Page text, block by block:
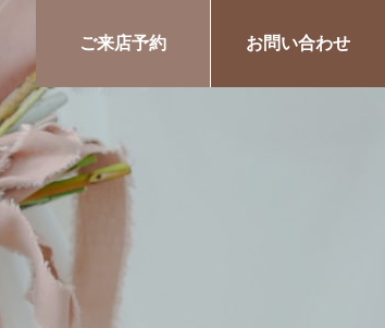
ご来店予約 お問い合わせ